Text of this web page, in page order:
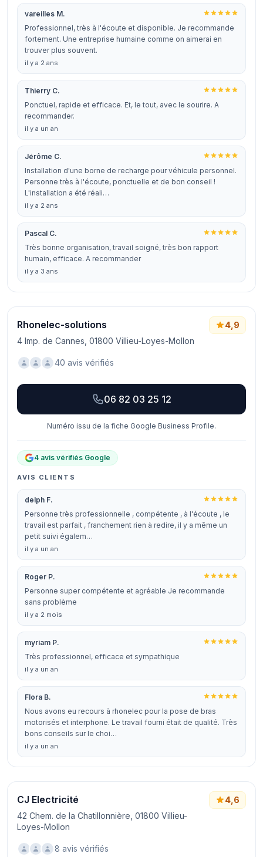
vareilles M.
Professionnel, très à l'écoute et disponible. Je recommande
fortement. Une entreprise humaine comme on aimerai en
trouver plus souvent.
il y a 2 ans
Thierry C.
Ponctuel, rapide et efficace. Et, le tout, avec le sourire. A
recommander.
il y a un an
Jérôme C.
Installation d'une borne de recharge pour véhicule personnel.
Personne très à l'écoute, ponctuelle et de bon conseil !
L'installation a été réali…
il y a 2 ans
Pascal C.
Très bonne organisation, travail soigné, très bon rapport
humain, efficace. A recommander
il y a 3 ans
Rhonelec-solutions
4 Imp. de Cannes, 01800 Villieu-Loyes-Mollon
4,9
40 avis vérifiés
06 82 03 25 12
Numéro issu de la fiche Google Business Profile.
4 avis vérifiés Google
AVIS CLIENTS
delph F.
Personne très professionnelle , compétente , à l'écoute , le
travail est parfait , franchement rien à redire, il y a même un
petit suivi égalem…
il y a un an
Roger P.
Personne super compétente et agréable Je recommande
sans problème
il y a 2 mois
myriam P.
Très professionnel, efficace et sympathique
il y a un an
Flora B.
Nous avons eu recours à rhonelec pour la pose de bras
motorisés et interphone. Le travail fourni était de qualité. Très
bons conseils sur le choi…
il y a un an
CJ Electricité
42 Chem. de la Chatillonnière, 01800 Villieu-
Loyes-Mollon
4,6
8 avis vérifiés